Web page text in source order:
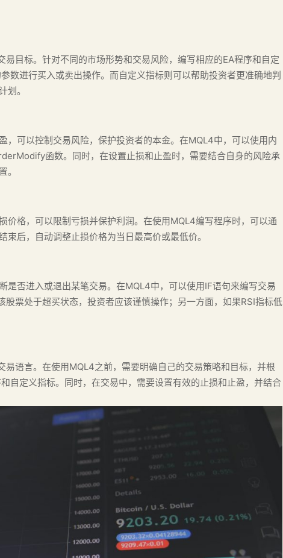
易目标。针对不同的市场形势和交易风险，编写相应的EA程序和自定
数进行买入或卖出操作。而自定义指标则可以帮助投资者更准确地判
划。
，可以控制交易风险，保护投资者的本金。在MQL4中，可以使用内
函数。同时，在设置止损和止盈时，需要结合自身的风险承
。
价格，可以限制亏损并保护利润。在使用MQL4编写程序时，可以通
后，自动调整止损价格为当日最高价或最低价。
是否进入或退出某笔交易。在MQL4中，可以使用IF语句来编写交易
票处于超买状态，投资者应该谨慎操作；另一方面，如果RSI指标低
易语言。在使用MQL4之前，需要明确自己的交易策略和目标，并根
自定义指标。同时，在交易中，需要设置有效的止损和止盈，并结合